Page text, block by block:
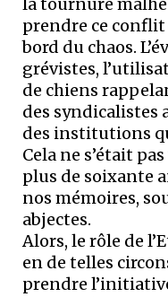
prendre ce
bord du chaos.
grévistes,
de chiens
des syndicalistes
des institutions
Cela ne s’était
plus de soixante
nos mémoires,
abjectes.
Alors, le rôle de
en de telles
prendre